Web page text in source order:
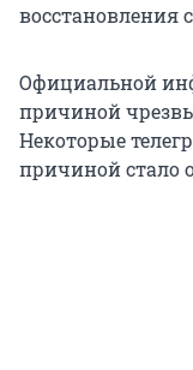
восстановления
Официальной
причиной
Некоторые
причиной стало